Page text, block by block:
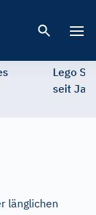
Lego
seit
länglichen